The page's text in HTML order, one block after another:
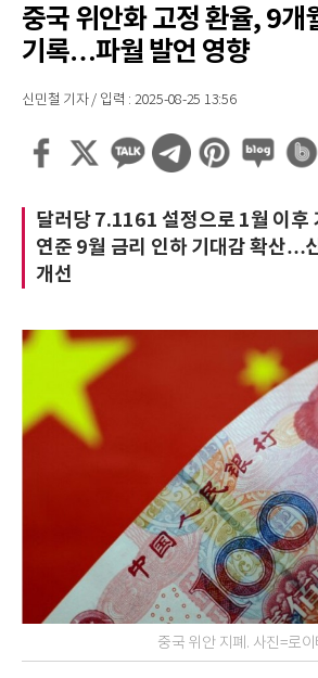
중국 위안화 고정 환율, 9개
기록…파월 발언 영향
신민철 기자 / 입력 : 2025-08-25 13:56
달러당 7.1161 설정으로 1월 이후
연준 9월 금리 인하 기대감 확산…
개선
중국 위안 지폐. 사진=로이